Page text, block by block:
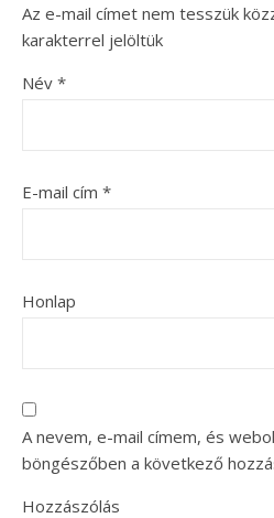
Az e-mail címet nem tesszük
karakterrel jelöltük
Név *
E-mail cím *
Honlap
A nevem, e-mail címem, és
böngészőben a következő
Hozzászólás